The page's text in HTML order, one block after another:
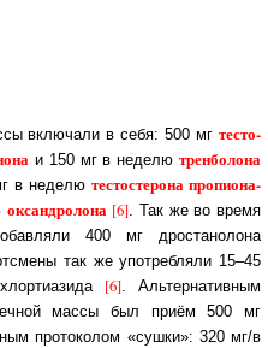
включали в себя: 500 мг тес­то­
и 150 мг в неделютренболона
в неделю тес­то­сте­ро­на про­пио­на­
ок­сан­д­ро­ло­на [6]. Так же во время
400 мг дрос­та­но­ло­на
так же упо­треб­ля­ли 15–45
[6]. Аль­тер­на­тив­ным
мас­сы был приём 500 мг
про­то­ко­лом «сушки»: 320 мг/в